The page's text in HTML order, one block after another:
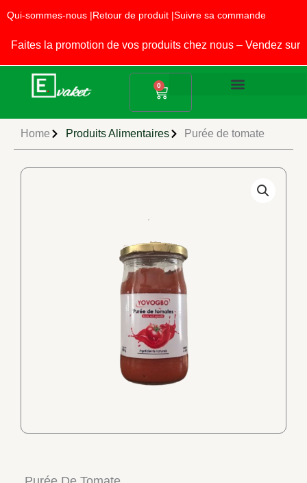
au
contenu
Qui-sommes-nous |Retour de produit |Suivre sa commande
la promotion de vos produits chez nous – Vendez sur
0
Panier
Home Produits Alimentaires Purée de tomate